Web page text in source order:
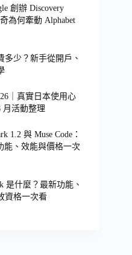
創辦 Discovery
為何牽動 Alphabet
多少？新手從開戶、
｜真實日本使用心
月活動整理
1.2 與 Muse Code：
能、效能與價格一次
是什麼？最新功能、
資格一次看